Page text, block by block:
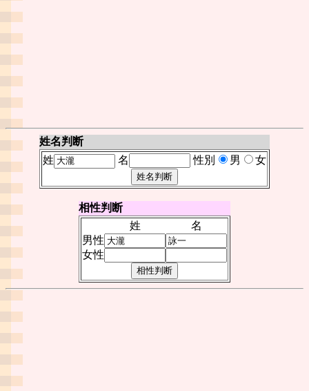
姓名判断
姓
名 性別 男 女
相性判断
姓
名
男性
女性